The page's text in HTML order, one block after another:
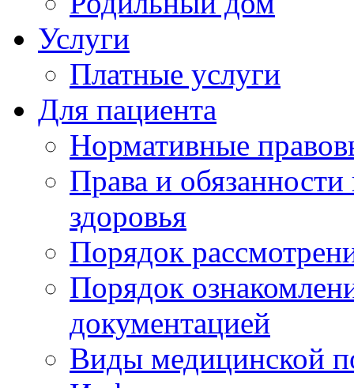
Услуги
Платные услуги
Для пациента
Нормативные
Права и
здоровья
Порядок
Порядок
документацией
Виды медицинской